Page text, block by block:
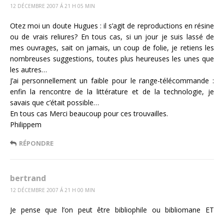
12 DÉCEMBRE 2007 Á 21 H 05 MIN
Otez moi un doute Hugues : il s’agit de reproductions en résine
ou de vrais reliures? En tous cas, si un jour je suis lassé de
mes ouvrages, sait on jamais, un coup de folie, je retiens les
nombreuses suggestions, toutes plus heureuses les unes que
les autres…
J’ai personnellement un faible pour le range-télécommande :
enfin la rencontre de la littérature et de la technologie, je
savais que c’était possible…
En tous cas Merci beaucoup pour ces trouvailles.
Philippem
RÉPONDRE
bertrand
12 DÉCEMBRE 2007 Á 21 H 00 MIN
Je pense que l’on peut être bibliophile ou bibliomane ET